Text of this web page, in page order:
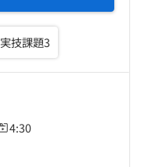
実技課題3
4:30